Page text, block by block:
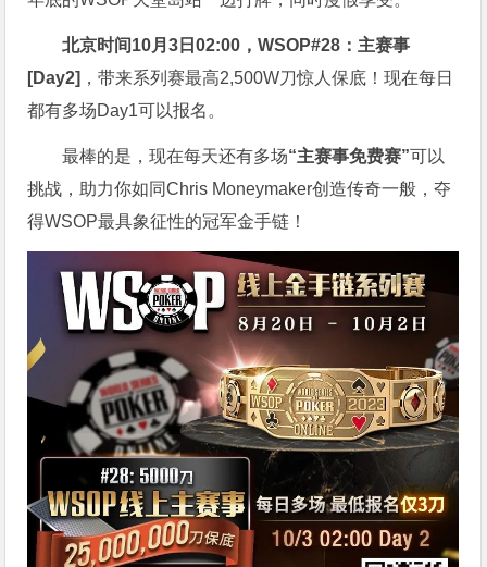
北京时间10月3日02:00，WSOP#28：主赛事
[Day2] ，带来系列赛最高2,500W刀惊人保底！现在每日
都有多场Day1可以报名。
最棒的是，现在每天还有多场“主赛事免费赛”可以
挑战，助力你如同Chris Moneymaker创造传奇一般，夺
得WSOP最具象征性的冠军金手链！